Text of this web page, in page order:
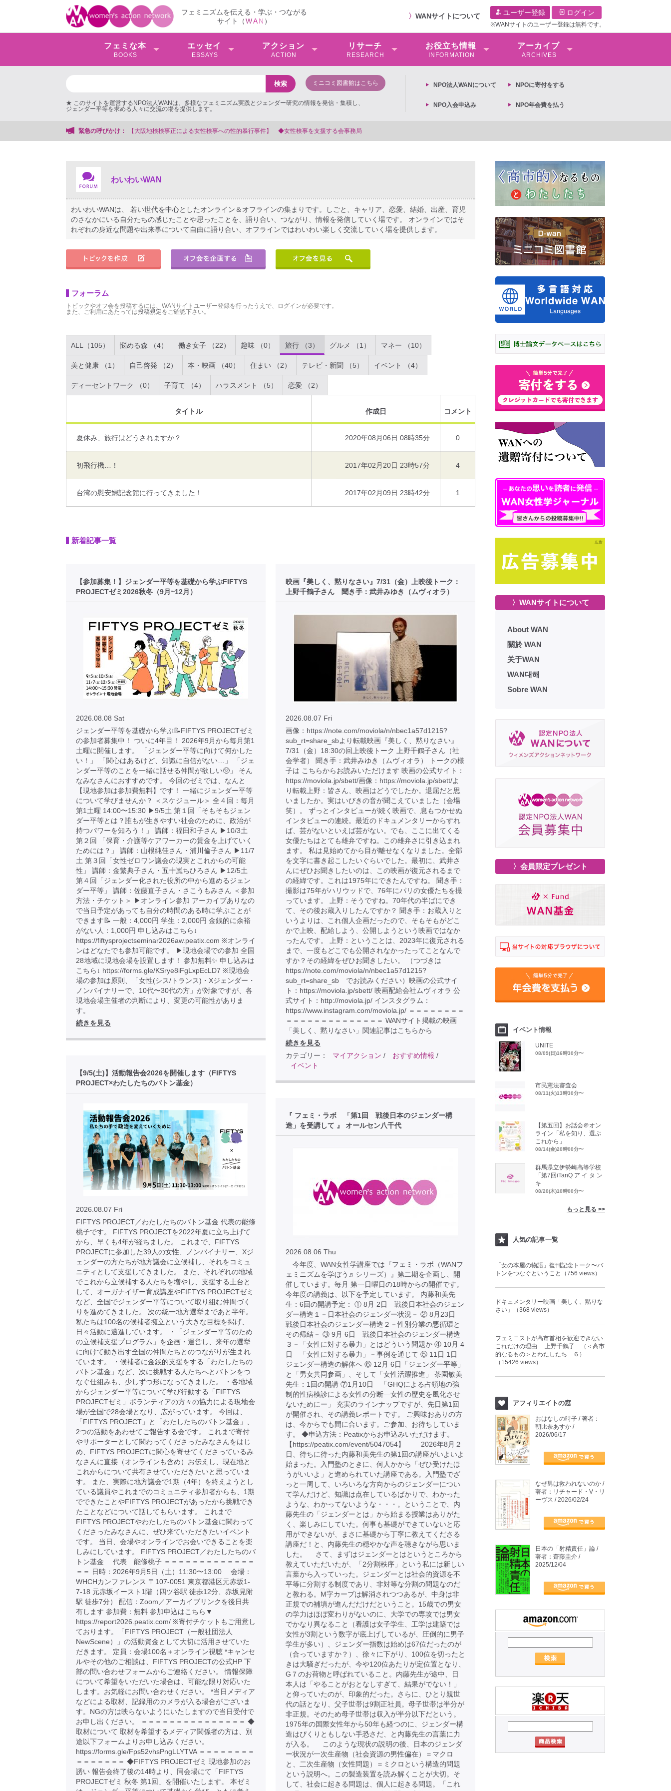
フェミニズムを伝える・学ぶ・つながる
サイト（WAN ）
〉 WANサイトについて ユーザー登録 ログイン
※WANサイトのユーザー登録は無料です。
フェミな本
BOOKS
エッセイ
ESSAYS
アクション
ACTION
リサーチ
RESEARCH
お役⽴ち情報
INFORMATION
アーカイブ
ARCHIVES
ミニコミ図書館はこちら
★ このサイトを運営するNPO法人WANは、多様なフェミニズム実践とジェンダー研究の情報を発信・集積し、
ジェンダー平等を求める人々に交流の場を提供します。
NPO法⼈WANについて NPOに寄付をする
NPO入会申込み NPO年会費を払う
緊急の呼びかけ： 【抗議文】2026年3月13日第6次男女共同参画基本計画の閣議決定への抗議文 ◆女性差別撤廃条約実現アクション 亀永能布子
わいわいWAN
わいわいWANは、 若い世代を中心としたオンライン＆オフラインの集まりです。しごと、キャリア、恋愛、結婚、出産、育児
のさなかにいる自分たちの感じたことや思ったことを、語り合い、つながり、情報を発信していく場です。 オンラインではそ
れぞれの身近な問題や出来事について自由に語り合い、オフラインではわいわい楽しく交流していく場を提供します。
フォーラム
トピックやオフ会を投稿するには、WANサイトユーザー登録を行ったうえで、ログインが必要です。
また、ご利用にあたっては投稿規定をご確認下さい。
ALL（105） 悩める森 （4） 働き女子 （22） 趣味 （0） 旅行 （3） グルメ （1） マネー （10）
美と健康 （1） 自己啓発 （2） 本・映画 （40） 住まい （2） テレビ・新聞 （5） イベント （4）
ディーセントワーク （0） 子育て （4） ハラスメント （5） 恋愛 （2）
タイトル 作成日 コメント
夏休み、旅行はどうされますか？ 2020年08月06日 08時35分 0
初飛行機…！ 2017年02月20日 23時57分 4
台湾の慰安婦記念館に行ってきました！ 2017年02月09日 23時42分 1
新着記事一覧
【参加募集！】ジェンダー平等を基礎から学ぶFIFTYS
PROJECTゼミ2026秋冬（9月~12月）
2026.08.08 Sat
ジェンダー平等を基礎から学ぶ📝FIFTYS PROJECTゼミ
の参加者募集中！ ついに4年目！ 2026年9月から毎月第1
土曜に開催します。 「ジェンダー平等に向けて何かした
い！」 「関心はあるけど、知識に自信がない…」 「ジェ
ンダー平等のことを一緒に話せる仲間が欲しい🥺」 そん
なみなさんにおすすめです。 今回のゼミでは、なんと
【現地参加は参加費無料】です！ 一緒にジェンダー平等
について学びませんか？ ＜スケジュール＞ 全４回：毎月
第1土曜 14:00〜15:30 ▶︎9/5土 第１回「そもそもジェン
ダー平等とは？誰もが生きやすい社会のために、政治が
持つパワーを知ろう！」 講師：福田和子さん ▶︎10/3土
第２回 「保育・介護等ケアワーカーの賃金を上げていく
ためには？」 講師：山根純佳さん・浦川倫子さん ▶︎11/7
土 第３回「女性ゼロワン議会の現実とこれからの可能
性」 講師：金繁典子さん・五十嵐ちひろさん ▶︎12/5土
第４回「ジェンダー化された役所の中から進めるジェン
ダー平等」 講師：佐藤直子さん・さこうもみさん ＜参加
方法・チケット＞ ▶︎オンライン参加 アーカイブありなの
で当日予定があっても自分の時間のある時に学ぶことが
できます📝 一般：4,000円 学生：2,000円 金銭的に余裕
がない人：1,000円 申し込みはこちら↓
https://fiftysprojectseminar2026aw.peatix.com ※オンライ
ンはどなたでも参加可能です。 ▶︎現地会場での参加 全国
28地域に現地会場を設置します！ 参加無料✨ 申し込みは
こちら↓ https://forms.gle/KSrye8iFgLxpEcLD7 ※現地会
場の参加は原則、「女性(シス/トランス)・Xジェンダー・
ノンバイナリーで、10代〜30代の方」が対象ですが、各
現地会場主催者の判断により、変更の可能性がありま
す。
続きを見る
映画『美しく、黙りなさい』7/31（金）上映後トーク：
上野千鶴子さん 聞き手：武井みゆき（ムヴィオラ）
2026.08.07 Fri
画像：https://note.com/moviola/n/nbec1a57d1215?
sub_rt=share_sbより転載映画『美しく、黙りなさい』
7/31（金）18:30の回上映後トーク 上野千鶴子さん（社
会学者） 聞き手：武井みゆき（ムヴィオラ） トークの様
子は こちらからお読みいただけます 映画の公式サイト：
https://moviola.jp/sbett/画像：https://moviola.jp/sbett/よ
り転載上野：皆さん、映画はどうでしたか。退屈だと思
いましたか。実はいびきの音が聞こえていました（会場
笑）。 ずっとインタビューが続く映画で、息もつかせぬ
インタビューの連続。最近のドキュメンタリーからすれ
ば、芸がないといえば芸がない。でも、ここに出てくる
女優たちはとても雄弁ですね。この雄弁さに引き込まれ
ます。 私は見始めてから目が離せなくなりました。全部
を文字に書き起こしたいぐらいでした。最初に、武井さ
んにぜひお聞きしたいのは、この映画が復元されるまで
の経緯です。これは1975年にできたんですね。 聞き手：
撮影は75年がハリウッドで、76年にパリの女優たちを撮
っています。 上野：そうですね。70年代の半ばにでき
て、その後お蔵入りしたんですか？ 聞き手：お蔵入りと
いうよりは、これ個人企画だったので、そもそもがどこ
かで上映、配給しよう、公開しようという映画ではなか
ったんです。 上野：ということは、2023年に復元される
まで、一度もどこでも公開されなかったってことなんで
すか？その経緯をぜひお聞きしたい。 （つづきは
https://note.com/moviola/n/nbec1a57d1215?
sub_rt=share_sb でお読みください）映画の公式サイ
ト：https://moviola.jp/sbett/ 映画配給会社ムヴィオラ 公
式サイト：http://moviola.jp/ インスタグラム：
https://www.instagram.com/moviola.jp/ ＝＝＝＝＝＝＝＝
＝＝＝＝＝＝＝＝＝＝＝＝＝＝ WANサイト掲載の映画
「美しく、黙りなさい」関連記事はこちらから
続きを見る
カテゴリー：
マイアクション / おすすめ情報 /
イベント
【9/5(土)】活動報告会2026を開催します（FIFTYS
PROJECT×わたしたちのバトン基金）
2026.08.07 Fri
FIFTYS PROJECT／わたしたちのバトン基金 代表の能條
桃子です。 FIFTYS PROJECTを2022年夏に立ち上げて
から、早くも4年が経ちました。 これまで、FIFTYS
PROJECTに参加した39人の女性、ノンバイナリー、Xジ
ェンダーの方たちが地方議会に立候補し、それをコミュ
ニティとして支援してきました。 また、それぞれの地域
でこれから立候補する人たちを増やし、支援する土台と
して、オーガナイザー育成講座やFIFTYS PROJECTゼミ
など、全国でジェンダー平等について取り組む仲間づく
りを進めてきました。 次の統一地方選挙まであと半年。
私たちは100名の候補者擁立という大きな目標を掲げ、
日々活動に邁進しています。 ・「ジェンダー平等のため
の立候補支援プログラム」を企画・運営し、来年の選挙
に向けて動き出す全国の仲間たちとのつながりが生まれ
ています。 ・候補者に金銭的支援をする「わたしたちの
バトン基金」など、次に挑戦する人たちへとバトンをつ
なぐ仕組みも、少しずつ形になってきました。 ・各地域
からジェンダー平等について学び行動する「FIFTYS
PROJECTゼミ」ボランティアの方々の協力による現地会
場が全国で28会場となり、広がっています。 今回は、
「FIFTYS PROJECT」と「わたしたちのバトン基金」、
2つの活動をあわせてご報告する会です。 これまで寄付
やサポーターとして関わってくださったみなさんをはじ
め、FIFTYS PROJECTに関心を寄せてくださっているみ
なさんに直接（オンラインも含め）お伝えし、現在地と
これからについて共有させていただきたいと思っていま
す。 また、実際に地方議会で1期（4年）を終えようとし
ている議員やこれまでのコミュニティ参加者からも、1期
でできたことやFIFTYS PROJECTがあったから挑戦でき
たことなどについて話してもらいます。 これまで
FIFTYS PROJECTやわたしたちのバトン基金に関わって
くださったみなさんに、ぜひ来ていただきたいイベント
です。 当日、会場やオンラインでお会いできることを楽
しみにしています。 FIFTYS PROJECT／わたしたちのバ
トン基金 代表 能條桃子 ＝＝＝＝＝＝＝＝＝＝＝＝＝
＝＝ 日時：2026年9月5日（土）11:30〜13:00 会場：
WHCHカンファレンス 〒107-0051 東京都港区元赤坂1-
7-18 元赤坂イースト1階（四ツ谷駅 徒歩12分、赤坂見附
駅 徒歩7分） 配信：Zoom／アーカイブリンクを後日共
有します 参加費：無料 参加申込はこちら▼
https://report2026.peatix.com/ ※寄付チケットもご用意し
ております。「FIFTYS PROJECT（一般社団法人
NewScene）」の活動資金として大切に活用させていた
だきます。 定員：会場100名＋オンライン視聴 *キャンセ
ルやその他のご相談は、FIFTYS PROJECTの公式HP 下
部の問い合わせフォームからご連絡ください。 情報保障
について希望をいただいた場合は、可能な限り対応いた
します。お気軽にお問い合わせください。 *当日メディア
などによる取材、記録用のカメラが入る場合がございま
す。NGの方は映らないようにいたしますので当日受付で
お申し出ください。 ＝＝＝＝＝＝＝＝＝＝＝＝＝＝＝ ◆
取材について 取材を希望するメディア関係者の方は、別
途以下フォームよりお申し込みください。
https://forms.gle/Fps52vhsPngLLYTVA ＝＝＝＝＝＝＝＝
＝＝＝＝＝＝＝ ◆FIFTYS PROJECTゼミ 現地参加のお
誘い 報告会終了後の14時より、同会場にて「FIFTYS
PROJECTゼミ 秋冬 第1回」を開催いたします。 本ゼミ
『 フェミ・ラボ 「第1回 戦後日本のジェンダー構
造」を受講して 』 オールセン八千代
2026.08.06 Thu
今年度、WAN女性学講座では『フェミ・ラボ（WANフ
ェミニズムを学ぼう♬シリーズ）』第二期を企画し、開
催しています。毎月 第一日曜日の18時からの開催です。
今年度の講義は、以下を予定しています。 内藤和美先
生：6回の開講予定： ① 8月 2日 戦後日本社会のジェン
ダー構造１－日本社会のジェンダー状況－ ② 8月23日
戦後日本社会のジェンダー構造２－性別分業の悪循環と
その帰結－ ③ 9月 6日 戦後日本社会のジェンダー構造
３－「女性に対する暴力」とはどういう問題か ④ 10月 4
日 「女性に対する暴力」－事例を通じて ⑤ 11日 1日
ジェンダー構造の解体へ ⑥ 12月 6日「ジェンダー平等」
と「男女共同参画」、そして「女性活躍推進」 茶園敏美
先生：1回の開講 ⑦1月10日 「GHQによる占領地の強
制的性病検診による女性の分断―女性の歴史を風化させ
ないためにー」 充実のラインナップですが、先日第1回
が開催され、その講義レポートです。 ご興味おありの方
は、今からでも間に合います。ご参加、お待ちしていま
す。 ◆申込方法：Peatixからお申込みいただけます。
【https://peatix.com/event/5047054】 2026年8月２
日、待ちに待った内藤和美先生の第1回の講座がいよいよ
始まった。入門塾のときに、何人かから「ぜひ受けたほ
うがいいよ」と進められていた講座である。入門塾でざ
っと一周して、いろいろな方向からのジェンダーについ
て学んだけど、知識は点在しているばかりで、わかった
ような、わかってないような・・・。ということで、内
藤先生の「ジェンダーとは」から始まる授業はありがた
く、楽しみにしていた。何事も基礎ができていないと応
用ができないが、まさに基礎から丁寧に教えてくださる
講座だ！と、内藤先生の穏やかな声を聴きながら思いま
した。 さて、まずはジェンダーとはというところから
教えていただいたが、「2分割秩序」という私には新しい
言葉から入っていった。ジェンダーとは社会的資源を不
平等に分割する制度であり、非対等な分割の問題なのだ
と教わる。M字カーブは解消されつつあるが、中身は非
正規での補填が進んだだけだということ。15歳での男女
の学力はほぼ変わりがないのに、大学での専攻では男女
でかなり異なること（看護は女子学生、工学は建築では
女性が3割という数字が底上げしているが、圧倒的に男子
学生が多い）、ジェンダー指数は始めは67位だったのが
（合っていますか？）、徐々に下がり、100位を切ったと
きは大騒ぎだったが、今や120位あたりが定位置となり、
G７のお荷物と呼ばれていること。内藤先生が途中、日
本人は「やることがおとなしすぎて、結果がでない！」
と仰っていたのが、印象的だった。さらに、ひとり親世
代の話となり、父子世帯は9割正社員。母子世帯は半分が
非正規。そのため母子世帯は収入が半分以下だという。
1975年の国際女性年から50年も経つのに、ジェンダー構
造はぴくりともしない手恐さだ、と内藤先生の言葉に力
が入る。 このような現状の説明の後、日本のジェンダ
ー状況が一次生産物（社会資源の男性偏在）＝マクロ
と、二次生産物（女性問題）＝ミクロという構造的問題
という説明へ。この製造装置を読み解くことが大切。そ
して、社会に起きる問題は、個人に起きる問題。「これ
〉WANサイトについて
About WAN
關於 WAN
关于WAN
WAN대해
Sobre WAN
〉会員限定プレゼント
イベント情報
UNITE
08/09(日)16時30分〜
市民憲法審査会
08/11(火)13時30分〜
【第五回】お話会＠オン
ライン「私を知り、選ぶ
これから」
08/14(金)20時00分〜
群馬県立伊勢崎高等学校
「第7回iTanQ ア イ タ ン
キ
08/20(木)10時00分〜
もっと見る >>
人気の記事一覧
「女の本屋の物語」復刊記念トーク〜バ
トンをつなぐということ（756 views）
ドキュメンタリー映画「美しく、黙りな
さい」（368 views）
フェミニストが高市首相を歓迎できない
これだけの理由 上野千鶴子 （＜高市
的なるもの＞とわたしたち ６）
（15426 views）
アフィリエイトの窓
おはなしの時子 / 著者：
朝比奈あすか /
2026/06/17
なぜ男は救われないのか /
著者：リチャード・V・リ
ーヴス / 2026/02/24
日本の「射精責任」論 /
著者：齋藤圭介 /
2025/12/04